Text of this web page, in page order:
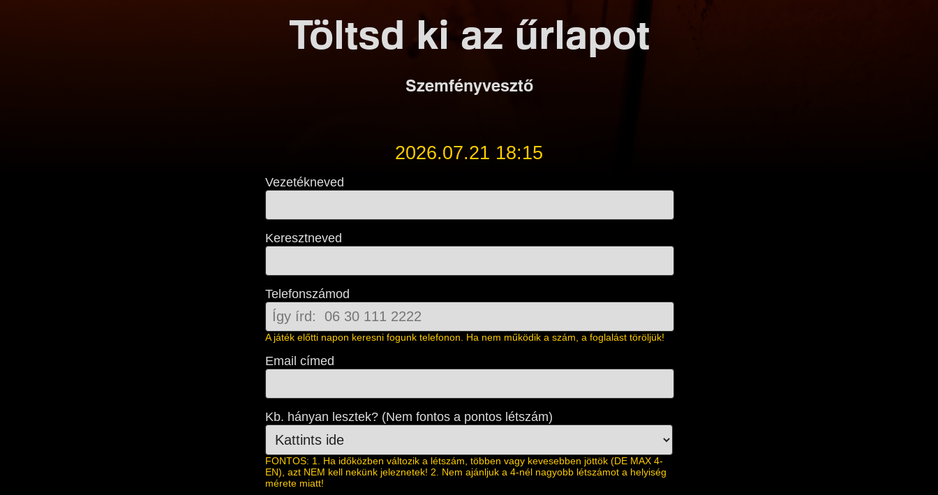
Töltsd ki az űrlapot
Szemfényvesztő
2026.07.21 18:15
Vezetékneved
Keresztneved
Telefonszámod
A játék előtti napon keresni fogunk telefonon. Ha nem működik a szám, a foglalást töröljük!
Email címed
Kb. hányan lesztek? (Nem fontos a pontos létszám)
FONTOS: 1. Ha időközben változik a létszám, többen vagy kevesebben jöttök (DE MAX 4-
EN), azt NEM kell nekünk jeleznetek! 2. Nem ajánljuk a 4-nél nagyobb létszámot a helyiség
mérete miatt!